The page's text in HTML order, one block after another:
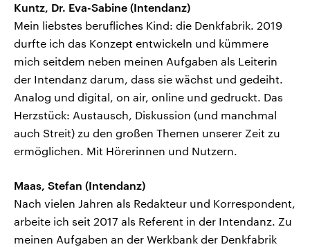
Kuntz, Dr. Eva-Sabine (Intendanz)
Mein liebstes berufliches Kind: die Denkfabrik. 2019
durfte ich das Konzept entwickeln und kümmere
mich seitdem neben meinen Aufgaben als Leiterin
der Intendanz darum, dass sie wächst und gedeiht.
Analog und digital, on air, online und gedruckt. Das
Herzstück: Austausch, Diskussion (und manchmal
auch Streit) zu den großen Themen unserer Zeit zu
ermöglichen. Mit Hörerinnen und Nutzern.
Maas, Stefan (Intendanz)
Nach vielen Jahren als Redakteur und Korrespondent,
arbeite ich seit 2017 als Referent in der Intendanz. Zu
meinen Aufgaben an der Werkbank der Denkfabrik